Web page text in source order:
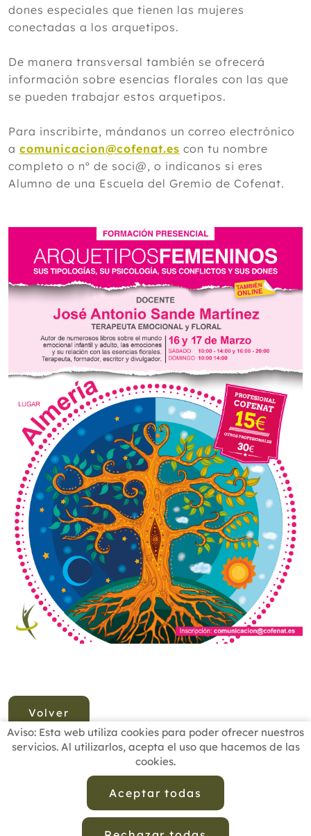
dones especiales que tienen las mujeres
conectadas a los arquetipos.
De manera transversal también se ofrecerá
información sobre esencias florales con las que
se pueden trabajar estos arquetipos.
Para inscribirte, mándanos un correo electrónico
a comunicacion@cofenat.es con tu nombre
completo o nº de soci@, o indícanos si eres
Alumno de una Escuela del Gremio de Cofenat.
Volver
Aviso: Esta web utiliza cookies para poder ofrecer nuestros
servicios. Al utilizarlos, acepta el uso que hacemos de las
cookies.
Aceptar todas
BUSCADOR PROFESIONALES
ESCUELAS RECOMENDADAS
CONTACTO